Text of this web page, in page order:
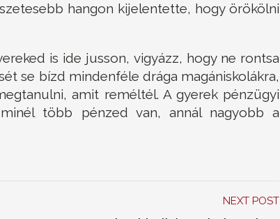
hangon kijelentette, hogy örökölni
is ide jusson, vigyázz, hogy ne rontsa
se bízd mindenféle drága magániskolákra,
amit reméltél. A gyerek pénzügyi
több pénzed van, annál nagyobb a
NEXT POST